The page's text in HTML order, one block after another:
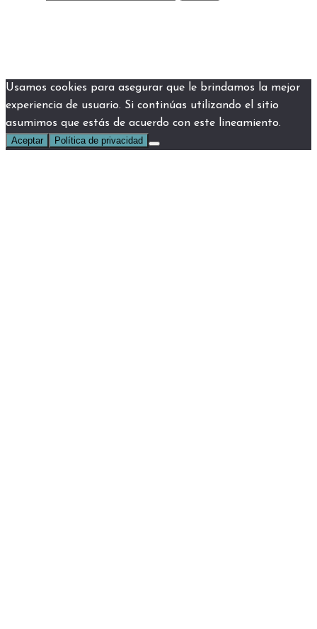
Usamos cookies para asegurar que le brindamos la mejor
experiencia de usuario. Si continúas utilizando el sitio
asumimos que estás de acuerdo con este lineamiento.
Aceptar Política de privacidad